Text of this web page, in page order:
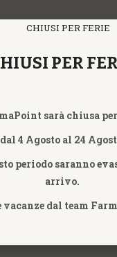
il proprio benessere
PER
sarà chiusa
dal 4 Agosto al 24
periodo saranno
arrivo.
vacanze dal team